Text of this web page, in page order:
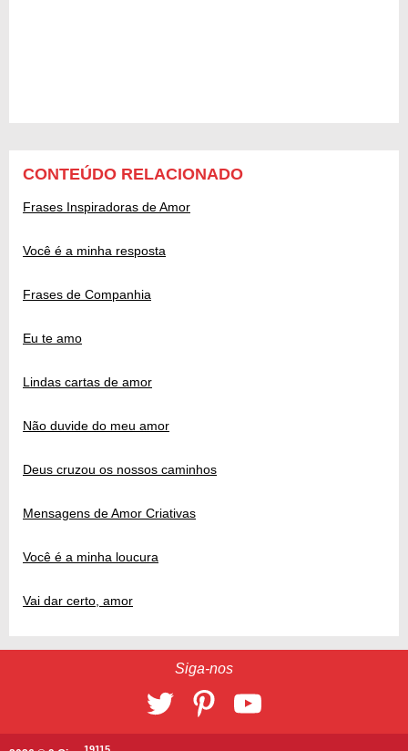
CONTEÚDO RELACIONADO
Frases Inspiradoras de Amor
Você é a minha resposta
Frases de Companhia
Eu te amo
Lindas cartas de amor
Não duvide do meu amor
Deus cruzou os nossos caminhos
Mensagens de Amor Criativas
Você é a minha loucura
Vai dar certo, amor
Siga-nos